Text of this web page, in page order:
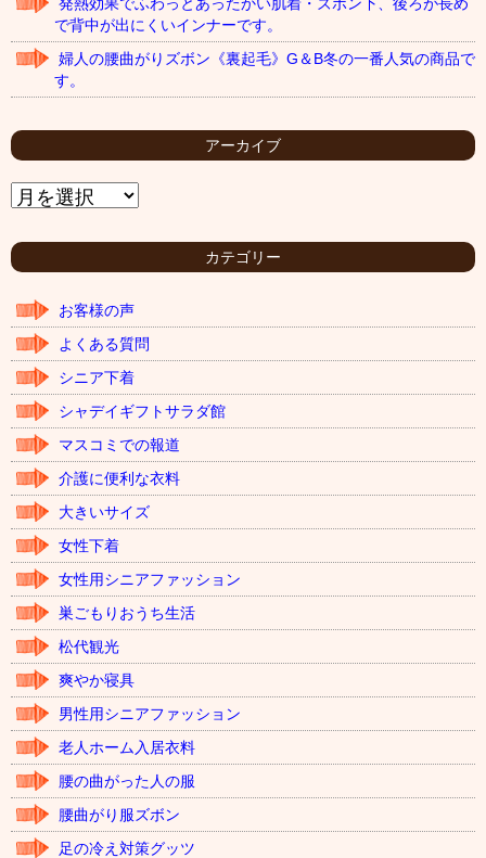
で背中が出にくいインナーです。
婦人の腰曲がりズボン《裏起毛》G＆B冬の一番人気の商品で
す。
アーカイブ
ア
ー
イ
カテゴリー
お客様の声
よくある質問
シニア下着
シャデイギフトサラダ館
マスコミでの報道
介護に便利な衣料
大きいサイズ
女性下着
女性用シニアファッション
巣ごもりおうち生活
松代観光
爽やか寝具
男性用シニアファッション
老人ホーム入居衣料
腰の曲がった人の服
腰曲がり服ズボン
足の冷え対策グッツ